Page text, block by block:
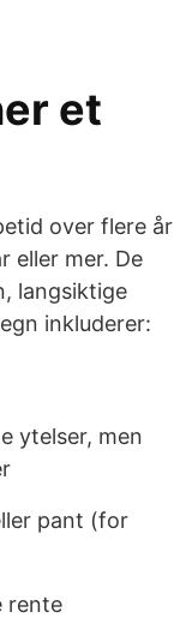
et
over flere år
eller mer. De
langsiktige
inkluderer:
ytelser, men
pant (for
rente